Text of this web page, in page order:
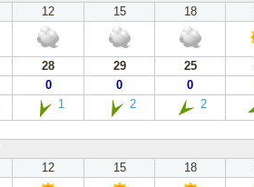
12 15 18
28 29 25
0 0 0
1 2 2
12 15 18